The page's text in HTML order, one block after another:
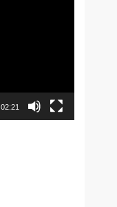
02:21